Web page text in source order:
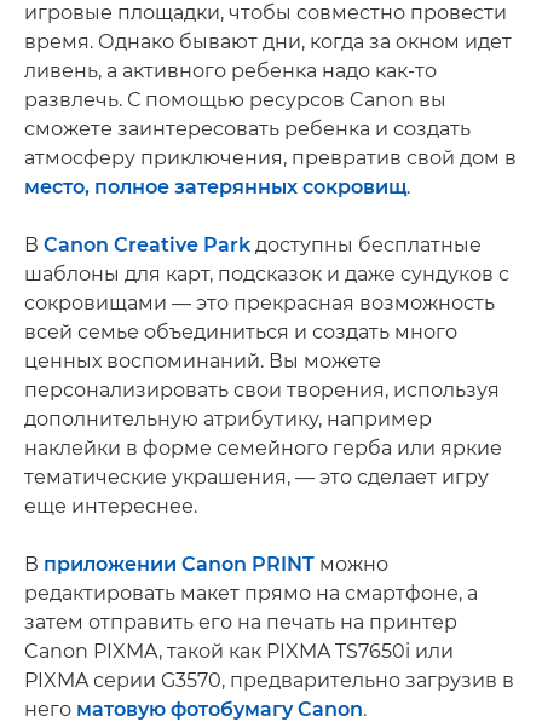
игровые площадки, чтобы совместно провести
время. Однако бывают дни, когда за окном идет
ливень, а активного ребенка надо как-то
развлечь. С помощью ресурсов Canon вы
сможете заинтересовать ребенка и создать
атмосферу приключения, превратив свой дом в
место, полное затерянных сокровищ.
В Canon Creative Park доступны бесплатные
шаблоны для карт, подсказок и даже сундуков с
сокровищами — это прекрасная возможность
всей семье объединиться и создать много
ценных воспоминаний. Вы можете
персонализировать свои творения, используя
дополнительную атрибутику, например
наклейки в форме семейного герба или яркие
тематические украшения, — это сделает игру
еще интереснее.
В приложении Canon PRINT можно
редактировать макет прямо на смартфоне, а
затем отправить его на печать на принтер
Canon PIXMA, такой как PIXMA TS7650i или
PIXMA серии G3570, предварительно загрузив в
него матовую фотобумагу Canon.